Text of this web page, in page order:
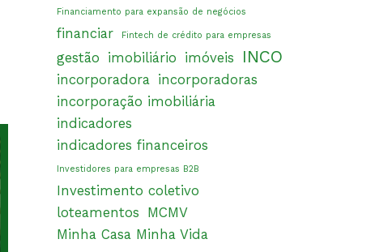
Financiamento para expansão de negócios
financiar Fintech de crédito para empresas
gestão imobiliário imóveis INCO
incorporadora incorporadoras
incorporação imobiliária
indicadores
indicadores financeiros
Investidores para empresas B2B
Investimento coletivo
loteamentos MCMV
Minha Casa Minha Vida